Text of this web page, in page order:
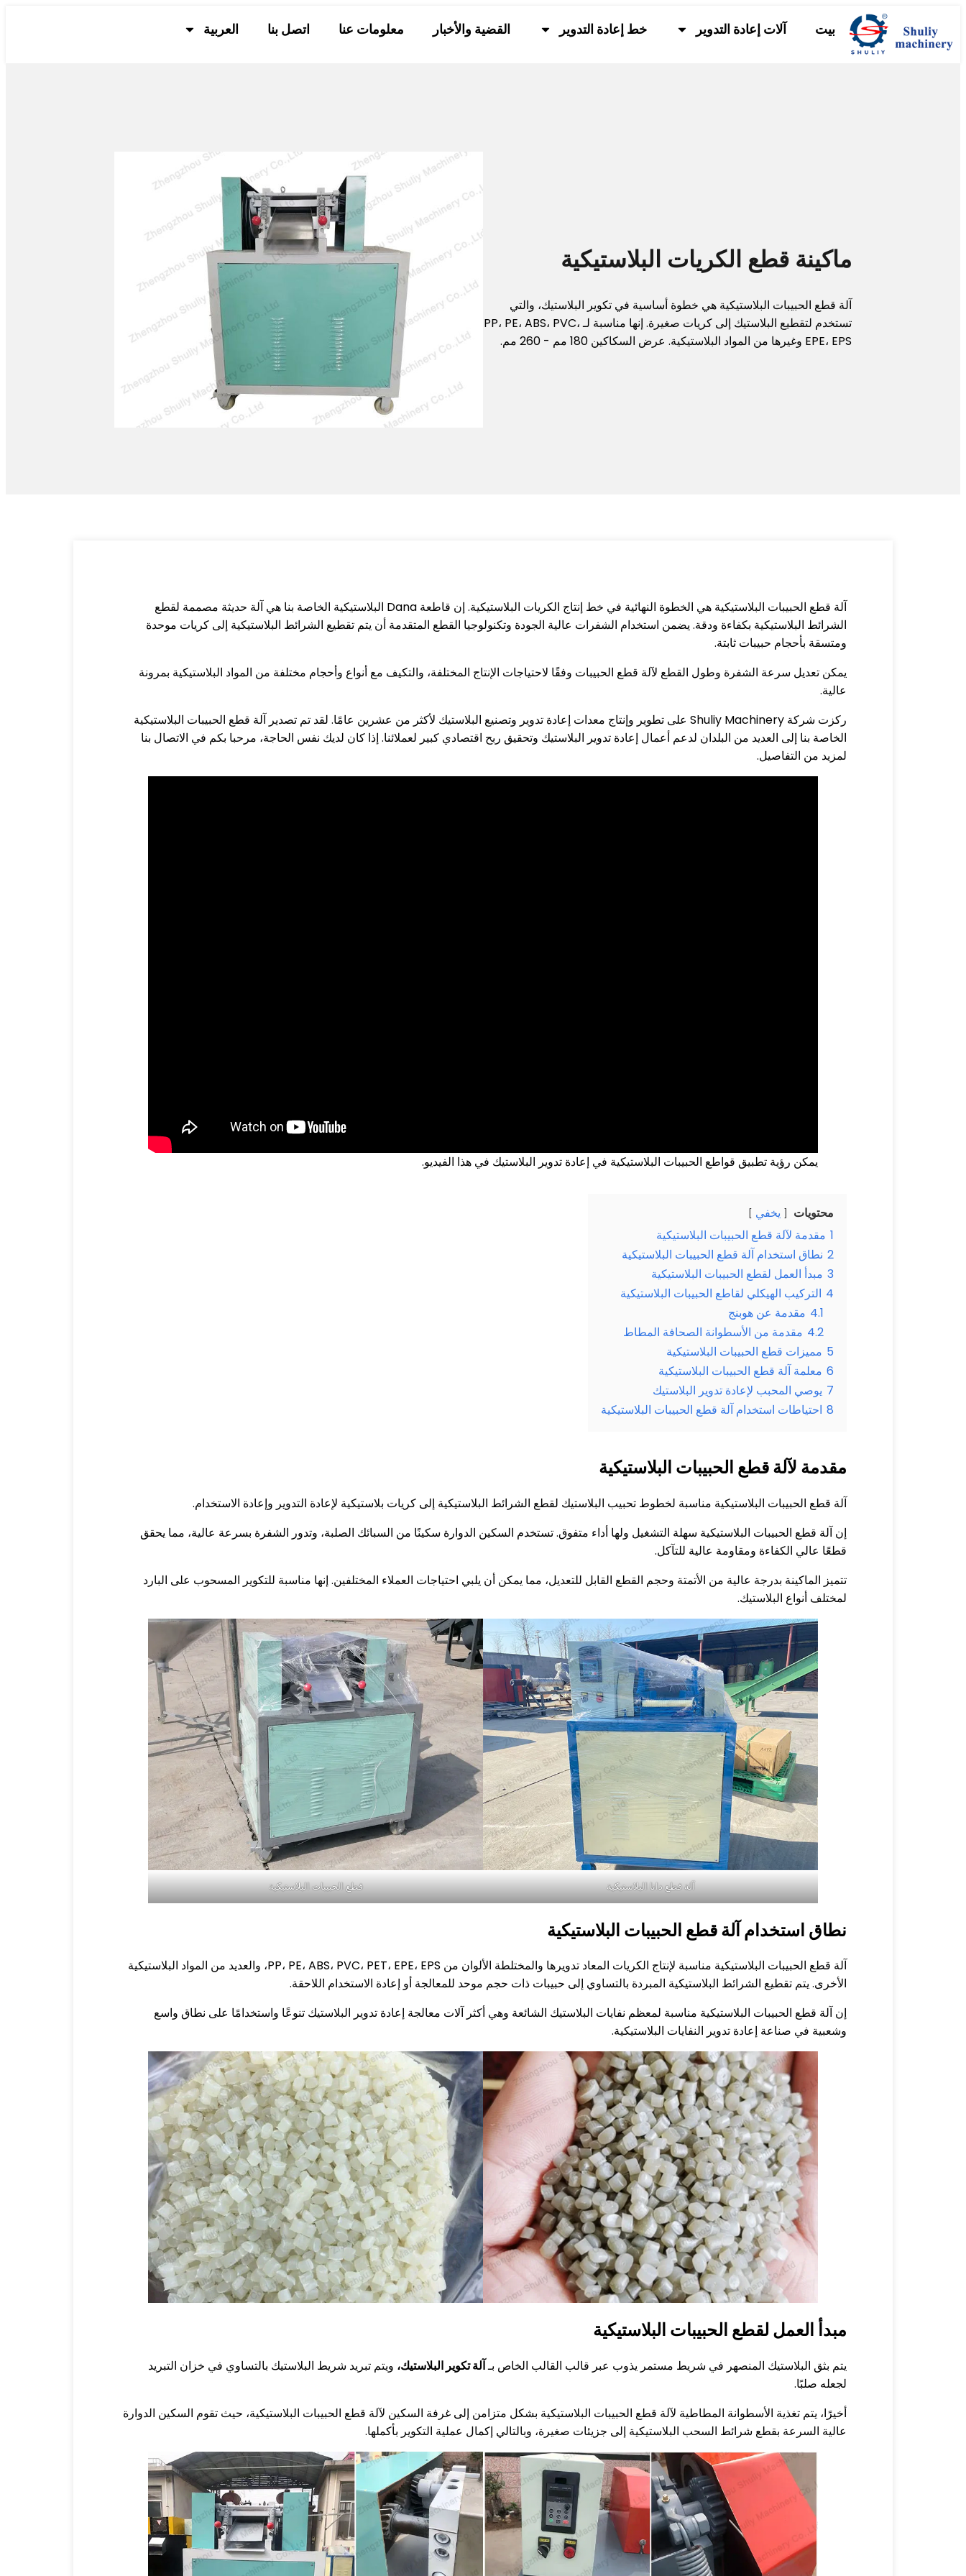
بيت آلات إعادة التدوير خط إعادة التدوير القضية والأخبار معلومات عنا اتصل بنا العربية
ماكينة قطع الكريات البلاستيكية
آلة قطع الحبيبات البلاستيكية هي خطوة أساسية في تكوير البلاستيك، والتي
تستخدم لتقطيع البلاستيك إلى كريات صغيرة. إنها مناسبة لـ PP، PE، ABS، PVC،
EPE، EPS وغيرها من المواد البلاستيكية. عرض السكاكين 180 مم - 260 مم.
آلة قطع الحبيبات البلاستيكية هي الخطوة النهائية في خط إنتاج الكريات البلاستيكية. إن قاطعة Dana البلاستيكية الخاصة بنا هي آلة حديثة مصممة لقطع
الشرائط البلاستيكية بكفاءة ودقة. يضمن استخدام الشفرات عالية الجودة وتكنولوجيا القطع المتقدمة أن يتم تقطيع الشرائط البلاستيكية إلى كريات موحدة
ومتسقة بأحجام حبيبات ثابتة.
يمكن تعديل سرعة الشفرة وطول القطع لآلة قطع الحبيبات وفقًا لاحتياجات الإنتاج المختلفة، والتكيف مع أنواع وأحجام مختلفة من المواد البلاستيكية بمرونة
عالية.
ركزت شركة Shuliy Machinery على تطوير وإنتاج معدات إعادة تدوير وتصنيع البلاستيك لأكثر من عشرين عامًا. لقد تم تصدير آلة قطع الحبيبات البلاستيكية
الخاصة بنا إلى العديد من البلدان لدعم أعمال إعادة تدوير البلاستيك وتحقيق ربح اقتصادي كبير لعملائنا. إذا كان لديك نفس الحاجة، مرحبا بكم في الاتصال بنا
لمزيد من التفاصيل.
يمكن رؤية تطبيق قواطع الحبيبات البلاستيكية في إعادة تدوير البلاستيك في هذا الفيديو.
محتويات
يخفي
1 مقدمة لآلة قطع الحبيبات البلاستيكية
2 نطاق استخدام آلة قطع الحبيبات البلاستيكية
3 مبدأ العمل لقطع الحبيبات البلاستيكية
4 التركيب الهيكلي لقاطع الحبيبات البلاستيكية
4.1 مقدمة عن هوبنج
4.2 مقدمة من الأسطوانة الصحافة المطاط
5 مميزات قطع الحبيبات البلاستيكية
6 معلمة آلة قطع الحبيبات البلاستيكية
7 يوصي المحبب لإعادة تدوير البلاستيك
8 احتياطات استخدام آلة قطع الحبيبات البلاستيكية
مقدمة لآلة قطع الحبيبات البلاستيكية
آلة قطع الحبيبات البلاستيكية مناسبة لخطوط تحبيب البلاستيك لقطع الشرائط البلاستيكية إلى كريات بلاستيكية لإعادة التدوير وإعادة الاستخدام.
إن آلة قطع الحبيبات البلاستيكية سهلة التشغيل ولها أداء متفوق. تستخدم السكين الدوارة سكينًا من السبائك الصلبة، وتدور الشفرة بسرعة عالية، مما يحقق
قطعًا عالي الكفاءة ومقاومة عالية للتآكل.
تتميز الماكينة بدرجة عالية من الأتمتة وحجم القطع القابل للتعديل، مما يمكن أن يلبي احتياجات العملاء المختلفين. إنها مناسبة للتكوير المسحوب على البارد
لمختلف أنواع البلاستيك.
آلة قطع دانا البلاستيكية قطع الحبيبات البلاستيكية
نطاق استخدام آلة قطع الحبيبات البلاستيكية
آلة قطع الحبيبات البلاستيكية مناسبة لإنتاج الكريات المعاد تدويرها والمختلطة الألوان من PP، PE، ABS، PVC، PET، EPE، EPS، والعديد من المواد البلاستيكية
الأخرى. يتم تقطيع الشرائط البلاستيكية المبردة بالتساوي إلى حبيبات ذات حجم موحد للمعالجة أو إعادة الاستخدام اللاحقة.
إن آلة قطع الحبيبات البلاستيكية مناسبة لمعظم نفايات البلاستيك الشائعة وهي أكثر آلات معالجة إعادة تدوير البلاستيك تنوعًا واستخدامًا على نطاق واسع
وشعبية في صناعة إعادة تدوير النفايات البلاستيكية.
مبدأ العمل لقطع الحبيبات البلاستيكية
يتم بثق البلاستيك المنصهر في شريط مستمر يذوب عبر قالب القالب الخاص بـآلة تكوير البلاستيك، ويتم تبريد شريط البلاستيك بالتساوي في خزان التبريد
لجعله صلبًا.
أخيرًا، يتم تغذية الأسطوانة المطاطية لآلة قطع الحبيبات البلاستيكية بشكل متزامن إلى غرفة السكين لآلة قطع الحبيبات البلاستيكية، حيث تقوم السكين الدوارة
عالية السرعة بقطع شرائط السحب البلاستيكية إلى جزيئات صغيرة، وبالتالي إكمال عملية التكوير بأكملها.